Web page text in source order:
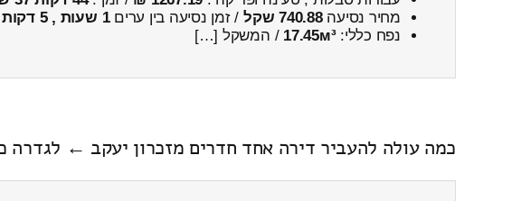
מחיר נסיעה740.88 שקל / זמן נסיעה בין ערים1 שעות , 5 דקות
נפח כללי:17.45м³ / המשקל […]
כמה עולה להעביר דירה אחד חדרים מזכרון יעקב ← לגדרה